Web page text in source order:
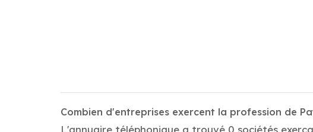
Combien d'entreprises exercent la profession de
L'annuaire téléphonique a trouvé 0 sociétés